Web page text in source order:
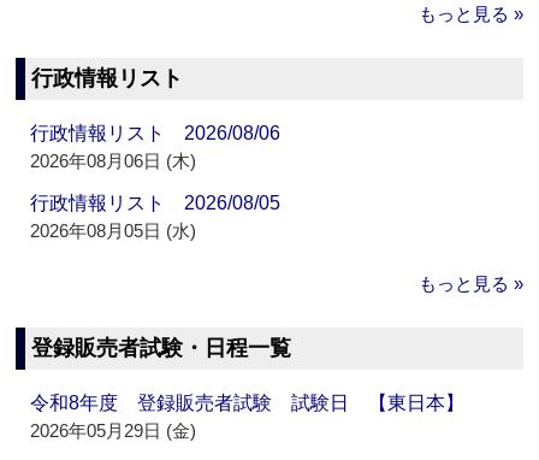
もっと見る »
行政情報リスト
行政情報リスト 2026/08/06
2026年08月06日 (木)
行政情報リスト 2026/08/05
2026年08月05日 (水)
もっと見る »
登録販売者試験・日程一覧
令和8年度 登録販売者試験 試験日 【東日本】
2026年05月29日 (金)